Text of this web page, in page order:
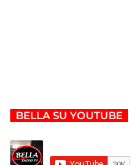
BELLA SU YOUTUBE